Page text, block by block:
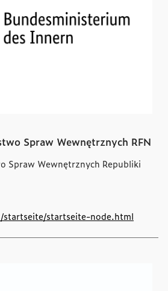
Spraw Wewnętrznych RFN
Spraw Wewnętrznych Republiki
startseite/startseite-node.html